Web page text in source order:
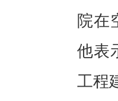
院在
他表
工程